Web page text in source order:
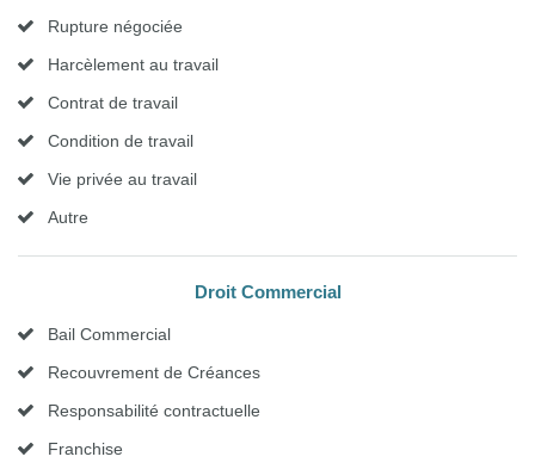
Rupture négociée
Harcèlement au travail
Contrat de travail
Condition de travail
Vie privée au travail
Autre
Droit Commercial
Bail Commercial
Recouvrement de Créances
Responsabilité contractuelle
Franchise